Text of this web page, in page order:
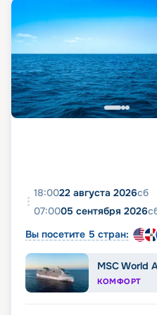
18:0022 августа 2026сб
07:0005 сентября 2026
Вы посетите 5 стран:
MSC World
КОМФОРТ